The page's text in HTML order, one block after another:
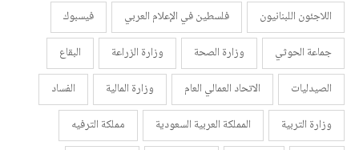
اللاجئون اللبنانيون فلسطين في الإعلام العربي
فيسبوك
جماعة الحوثي
وزارة الصحة وزارة الزراعة
البقاع
الصيدليات
الاتحاد العمالي العام وزارة المالية
الفساد
وزارة التربية
المملكة العربية السعودية
مملكة الترفيه